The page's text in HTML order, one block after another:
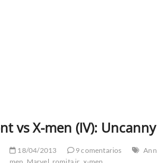
vs X-men (IV):
18/04/2013 9 comentarios